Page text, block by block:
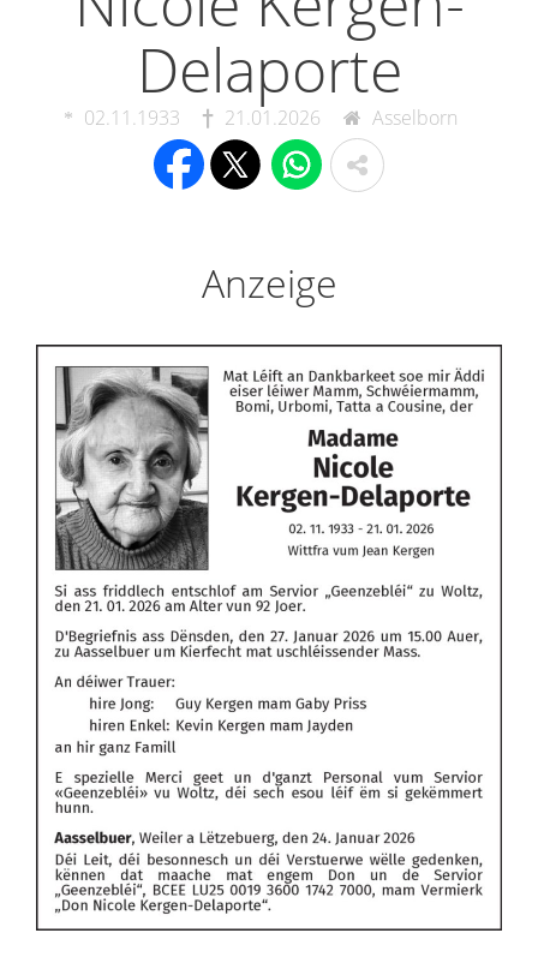
Delaporte
02.11.1933 21.01.2026 Asselborn
Anzeige